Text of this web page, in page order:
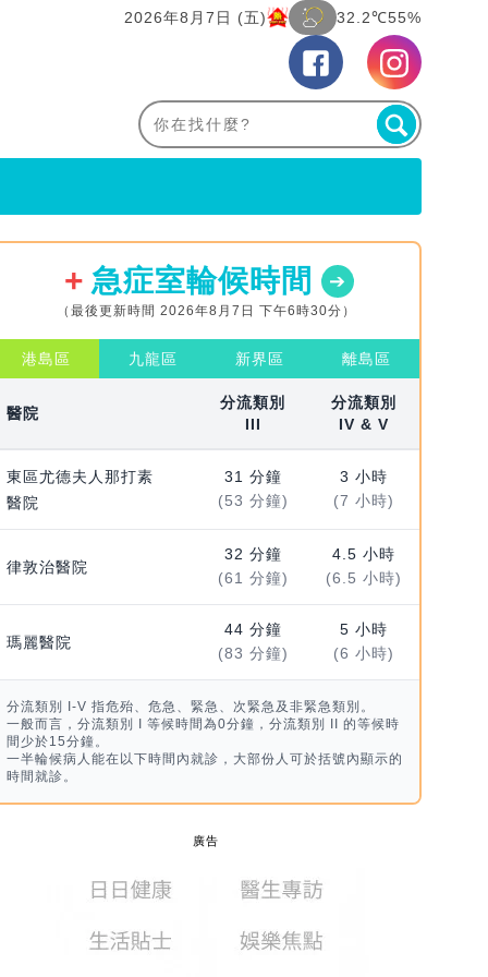
2026年8月7日 (五) 32.2℃55%
急症室輪候時間
（最後更新時間 2026年8月7日 下午6時30分）
港島區 九龍區 新界區 離島區
醫院
分流類別
III
分流類別
IV & V
東區尤德夫人那打素
醫院
31 分鐘
(53 分鐘)
3 小時
(7 小時)
律敦治醫院
32 分鐘
(61 分鐘)
4.5 小時
(6.5 小時)
瑪麗醫院
44 分鐘
(83 分鐘)
5 小時
(6 小時)
分流類別 I-V 指危殆、危急、緊急、次緊急及非緊急類別。
一般而言，分流類別 I 等候時間為0分鐘，分流類別 II 的等候時
間少於15分鐘。
一半輪候病人能在以下時間內就診，大部份人可於括號內顯示的
時間就診。
廣告